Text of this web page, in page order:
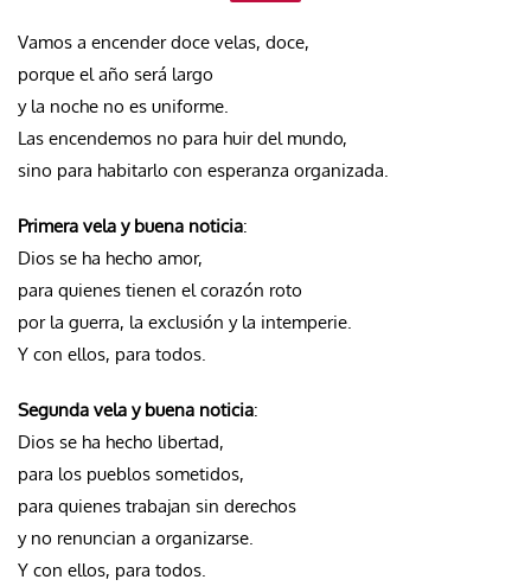
Vamos a encender doce velas, doce,
porque el año será largo
y la noche no es uniforme.
Las encendemos no para huir del mundo,
sino para habitarlo con esperanza organizada.
Primera vela y buena noticia:
Dios se ha hecho amor,
para quienes tienen el corazón roto
por la guerra, la exclusión y la intemperie.
Y con ellos, para todos.
Segunda vela y buena noticia:
Dios se ha hecho libertad,
para los pueblos sometidos,
para quienes trabajan sin derechos
y no renuncian a organizarse.
Y con ellos, para todos.